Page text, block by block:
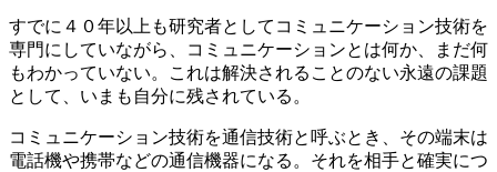
すでに４０年以上も研究者としてコミュニケーション技術を
専門にしていながら、コミュニケーションとは何か、まだ何
もわかっていない。これは解決されることのない永遠の課題
として、いまも自分に残されている。
コミュニケーション技術を通信技術と呼ぶとき、その端末は
電話機や携帯などの通信機器になる。それを相手と確実につ